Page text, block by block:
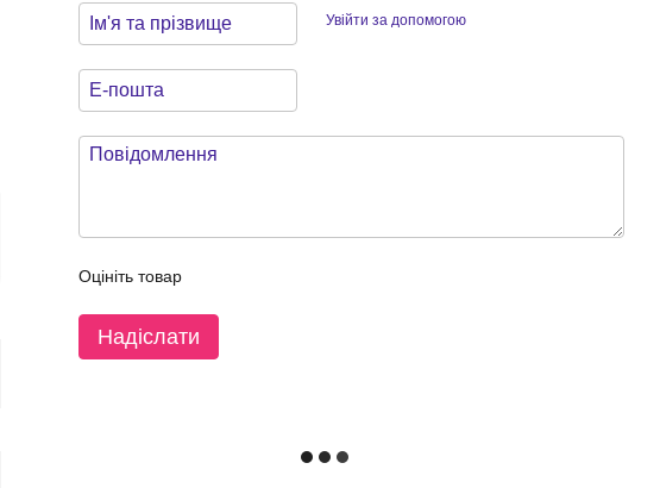
Увійти за допомогою
Оцініть товар
Надіслати